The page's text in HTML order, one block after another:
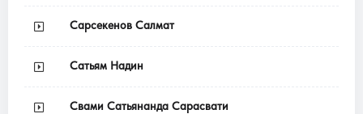
Сарсекенов Салмат
Сатьям Надин
Свами Сатьянанда Сарасвати